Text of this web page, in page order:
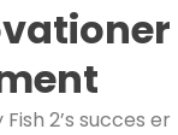
2’s succes er